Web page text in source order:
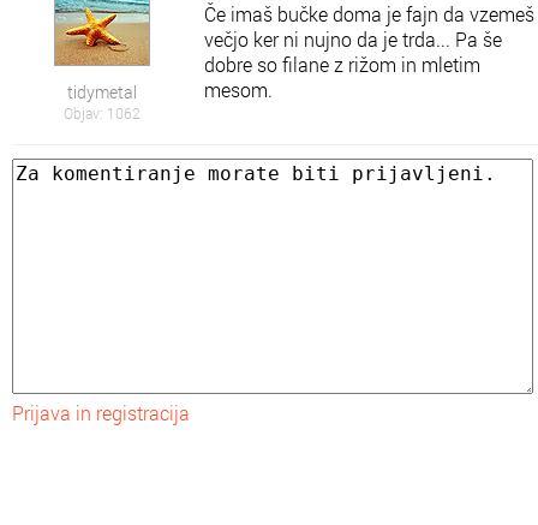
tidymetal
Objav: 1062
Če imaš bučke doma je fajn da vzemeš
večjo ker ni nujno da je trda... Pa še
dobre so filane z rižom in mletim
mesom.
Prijava in registracija